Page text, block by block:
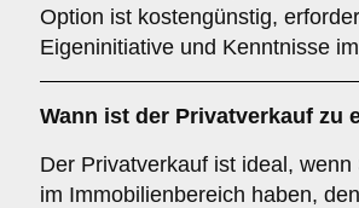
Option ist kostengünstig,
Eigeninitiative und Kenntnisse
Wann ist der Privatverkauf zu
Der Privatverkauf ist ideal, wenn
im Immobilienbereich haben,